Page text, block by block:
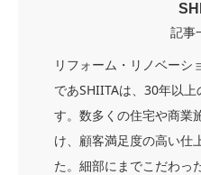
記事
リフォーム・リノベーシ
であSHIITAは、30年以
す。数多くの住宅や商業
け、顧客満足度の高い仕
た。細部にまでこだわっ